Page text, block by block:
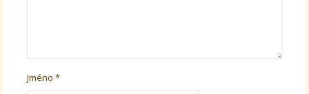
Jméno*